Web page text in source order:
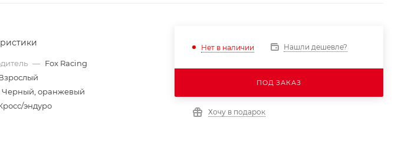
— Fox Racing
Черный, оранжевый
эндуро
Нет в наличии Нашли дешевле?
ПОД ЗАКАЗ
Хочу в подарок